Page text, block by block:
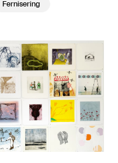
Fernisering